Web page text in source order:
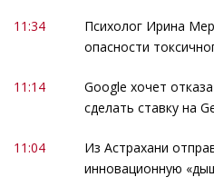
11:34
Психолог Ирина
опасности
11:14
Google хочет
сделать ставку на
11:04
Из Астрахани
инновационную